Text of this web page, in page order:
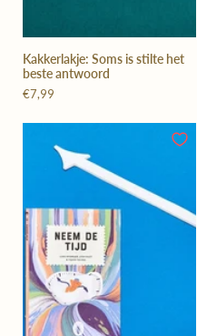
Kakkerlakje: Soms is stilte het
beste antwoord
€7,99